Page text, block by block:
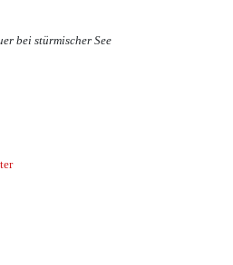
bei stürmischer See